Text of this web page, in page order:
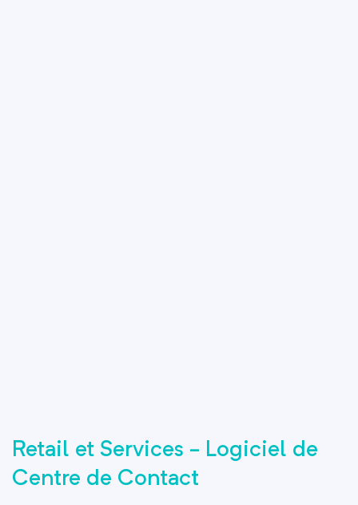
Retail et Services - Logiciel de
Centre de Contact